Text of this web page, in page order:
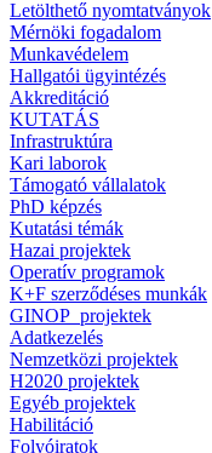
Letölthető nyomtatványok
Mérnöki fogadalom
Munkavédelem
Hallgatói ügyintézés
Akkreditáció
KUTATÁS
Infrastruktúra
Kari laborok
Támogató vállalatok
PhD képzés
Kutatási témák
Hazai projektek
Operatív programok
K+F szerződéses munkák
GINOP_projektek
Adatkezelés
Nemzetközi projektek
H2020 projektek
Egyéb projektek
Habilitáció
Folyóiratok